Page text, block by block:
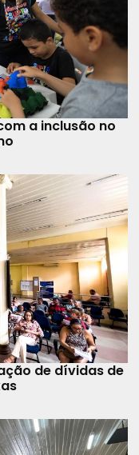
a inclusão no
de dívidas de